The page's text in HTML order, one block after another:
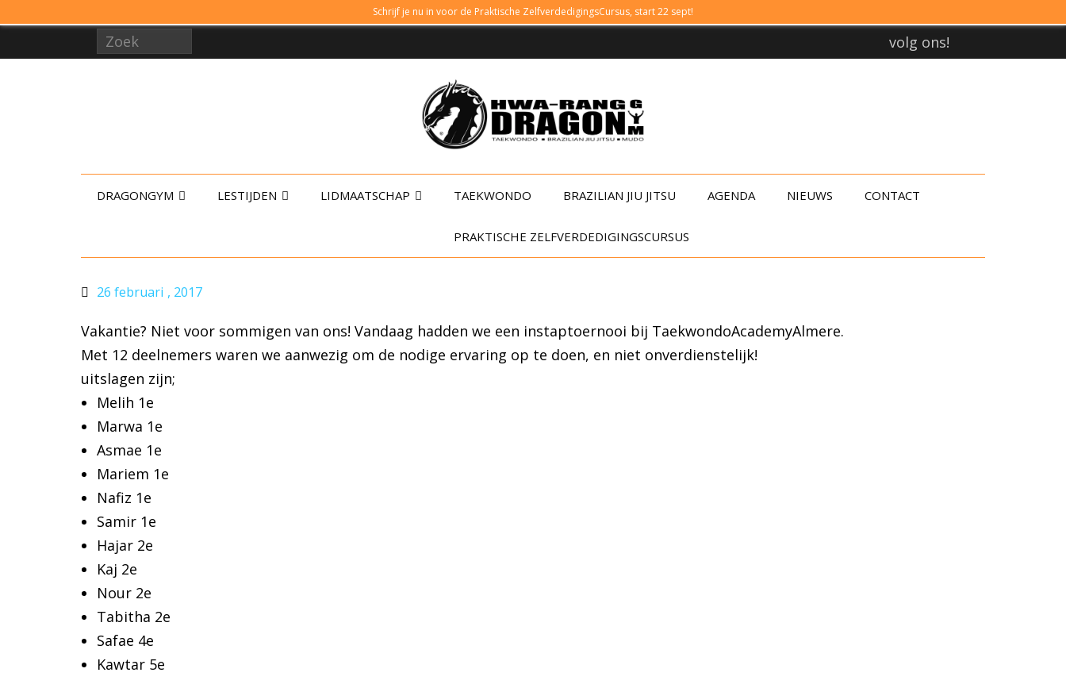
Schrijf je nu in voor de Praktische ZelfverdedigingsCursus, start 22 sept!
volg ons!
DRAGONGYM LESTIJDEN LIDMAATSCHAP TAEKWONDO BRAZILIAN JIU JITSU AGENDA NIEUWS CONTACT
PRAKTISCHE ZELFVERDEDIGINGSCURSUS
26 februari , 2017
Vakantie? Niet voor sommigen van ons! Vandaag hadden we een instaptoernooi bij TaekwondoAcademyAlmere.
Met 12 deelnemers waren we aanwezig om de nodige ervaring op te doen, en niet onverdienstelijk!
uitslagen zijn;
Melih 1e
Marwa 1e
Asmae 1e
Mariem 1e
Nafiz 1e
Samir 1e
Hajar 2e
Kaj 2e
Nour 2e
Tabitha 2e
Safae 4e
Kawtar 5e